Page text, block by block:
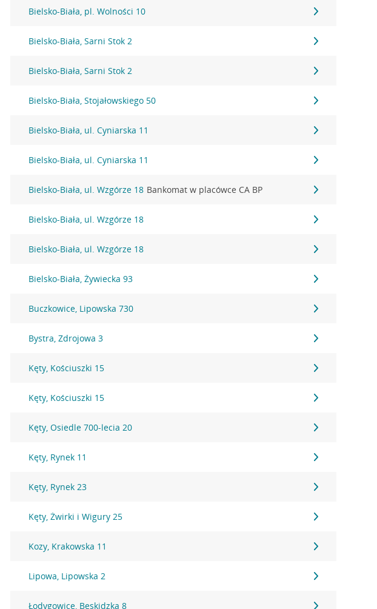
Bielsko-Biała, pl. Wolności 10
Bielsko-Biała, Sarni Stok 2
Bielsko-Biała, Sarni Stok 2
Bielsko-Biała, Stojałowskiego 50
Bielsko-Biała, ul. Cyniarska 11
Bielsko-Biała, ul. Cyniarska 11
Bielsko-Biała, ul. Wzgórze 18 Bankomat w placówce CA BP
Bielsko-Biała, ul. Wzgórze 18
Bielsko-Biała, ul. Wzgórze 18
Bielsko-Biała, Żywiecka 93
Buczkowice, Lipowska 730
Bystra, Zdrojowa 3
Kęty, Kościuszki 15
Kęty, Kościuszki 15
Kęty, Osiedle 700-lecia 20
Kęty, Rynek 11
Kęty, Rynek 23
Kęty, Żwirki i Wigury 25
Kozy, Krakowska 11
Lipowa, Lipowska 2
Łodygowice, Beskidzka 8